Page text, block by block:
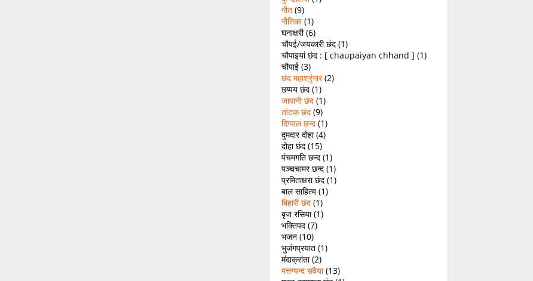
गीत (9)
गीतिका (1)
घनाक्षरी(6)
चौपई/जयकारी छंद (1)
चौपाइयां छंद : [ chaupaiyan chhand ] (1)
चौपाई (3)
छंद महाश्रृंगार (2)
छप्पय छंद (1)
जापानी छंद (1)
तांटक छंद (9)
दिग्पाल छन्द (1)
दुमदार दोहा(4)
दोहा छंद (15)
पंचमगति छन्द (1)
पञ्चचामर छन्द (1)
प्रमिताक्षरा छंद (1)
बाल साहित्य (1)
बिहारी छंद (1)
बृज रसिया(1)
भक्तिपद (7)
भजन (10)
भुजंगप्रयात (1)
मंदाक्रांता(2)
मत्तग्यन्द सवैया (13)